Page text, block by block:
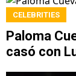
CELEBRITIES
Paloma
casó con